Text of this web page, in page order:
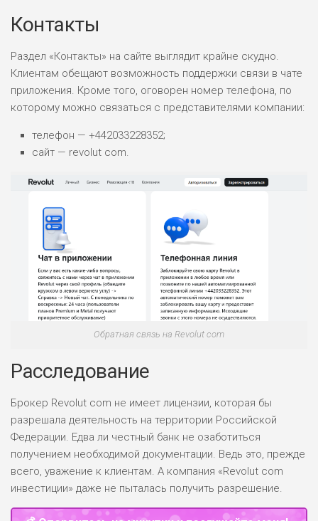
Контакты
Раздел «Контакты» на сайте выглядит крайне скудно.
Клиентам обещают возможность поддержки связи в чате
приложения. Кроме того, оговорен номер телефона, по
которому можно связаться с представителями компании:
телефон — +442033228352;
сайт — revolut com.
Обратная связь на Revolut com
Расследование
Брокер Revolut com не имеет лицензии, которая бы
разрешала деятельность на территории Российской
Федерации. Едва ли честный банк не озаботиться
получением необходимой документации. Ведь это, прежде
всего, уважение к клиентам. А компания «Revolut com
инвестиции» даже не пыталась получить разрешение.